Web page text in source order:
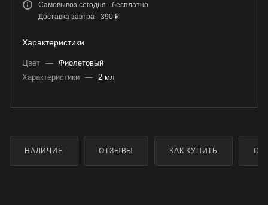
Самовывоз сегодня - бесплатно
Доставка завтра - 390 ₽
Характеристики
Цвет — Фиолетовый
Характеристики — 2 мл
НАЛИЧИЕ ОТЗЫВЫ КАК КУПИТЬ